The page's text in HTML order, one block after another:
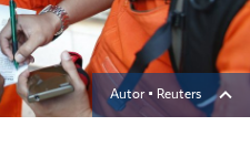
Autor ▪ Reuters